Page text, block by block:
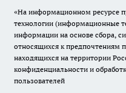
«На информационном ресурсе
технологии (информационные
информации на основе сбора,
относящихся к предпочтениям
находящихся на территории
конфиденциальности и
пользователей